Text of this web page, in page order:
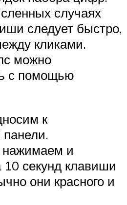
случаях
следует быстро,
кликами.
можно
с помощью
к
и
секунд клавиши
они красного и